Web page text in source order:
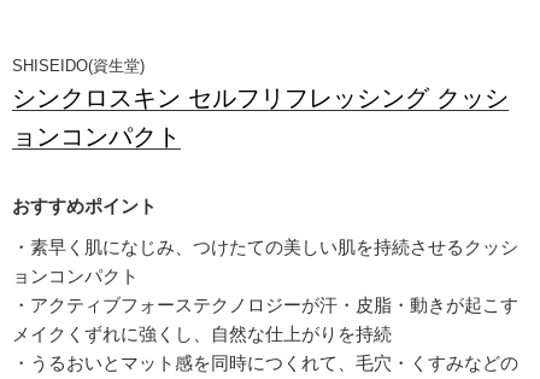
SHISEIDO(資生堂)
シンクロスキン セルフリフレッシング クッシ
ョンコンパクト
・素早く肌になじみ、つけたての美しい肌を持続させるクッシ
ョンコンパクト
・アクティブフォーステクノロジーが汗・皮脂・動きが起こす
メイクくずれに強くし、自然な仕上がりを持続
・うるおいとマット感を同時につくれて、毛穴・くすみなどの